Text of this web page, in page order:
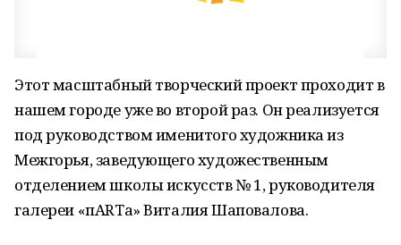
Этот масштабный творческий проект проходит в
нашем городе уже во второй раз. Он реализуется
под руководством именитого художника из
Межгорья, заведующего художественным
отделением школы искусств № 1, руководителя
галереи «пARTа» Виталия Шаповалова.